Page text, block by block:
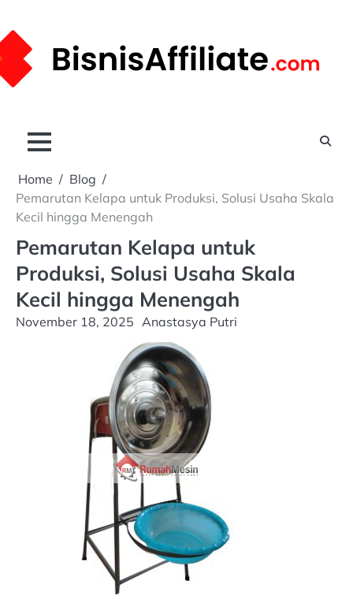
to
content
Home
Blog
Pemarutan Kelapa untuk Produksi, Solusi Usaha Skala
Kecil hingga Menengah
Pemarutan Kelapa untuk
Produksi, Solusi Usaha Skala
Kecil hingga Menengah
November 18, 2025 Anastasya Putri